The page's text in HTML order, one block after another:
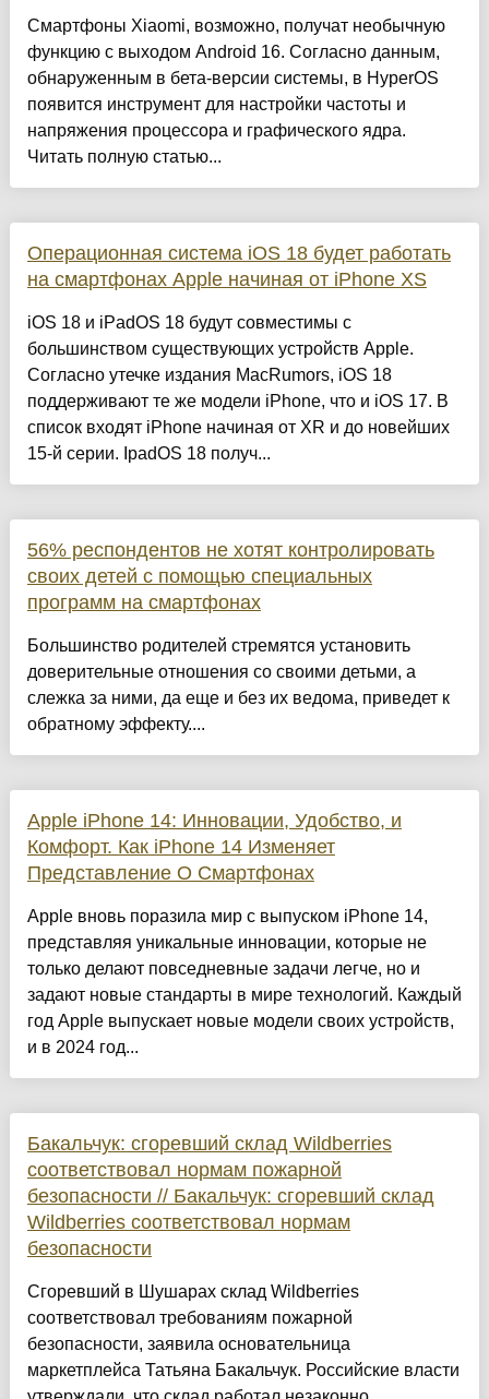
Смартфоны Xiaomi, возможно, получат необычную
функцию с выходом Android 16. Согласно данным,
обнаруженным в бета-версии системы, в HyperOS
появится инструмент для настройки частоты и
напряжения процессора и графического ядра.
Читать полную статью...
Операционная система iOS 18 будет работать
на смартфонах Apple начиная от iPhone XS
iOS 18 и iPadOS 18 будут совместимы с
большинством существующих устройств Apple.
Согласно утечке издания MacRumors, iOS 18
поддерживают те же модели iPhone, что и iOS 17. В
список входят iPhone начиная от XR и до новейших
15-й серии. IpadOS 18 получ...
56% респондентов не хотят контролировать
своих детей с помощью специальных
программ на смартфонах
Большинство родителей стремятся установить
доверительные отношения со своими детьми, а
слежка за ними, да еще и без их ведома, приведет к
обратному эффекту....
Apple iPhone 14: Инновации, Удобство, и
Комфорт. Как iPhone 14 Изменяет
Представление О Смартфонах
Apple вновь поразила мир с выпуском iPhone 14,
представляя уникальные инновации, которые не
только делают повседневные задачи легче, но и
задают новые стандарты в мире технологий. Каждый
год Apple выпускает новые модели своих устройств,
и в 2024 год...
Бакальчук: сгоревший склад Wildberries
соответствовал нормам пожарной
безопасности // Бакальчук: сгоревший склад
Wildberries соответствовал нормам
безопасности
Сгоревший в Шушарах склад Wildberries
соответствовал требованиям пожарной
безопасности, заявила основательница
маркетплейса Татьяна Бакальчук. Российские власти